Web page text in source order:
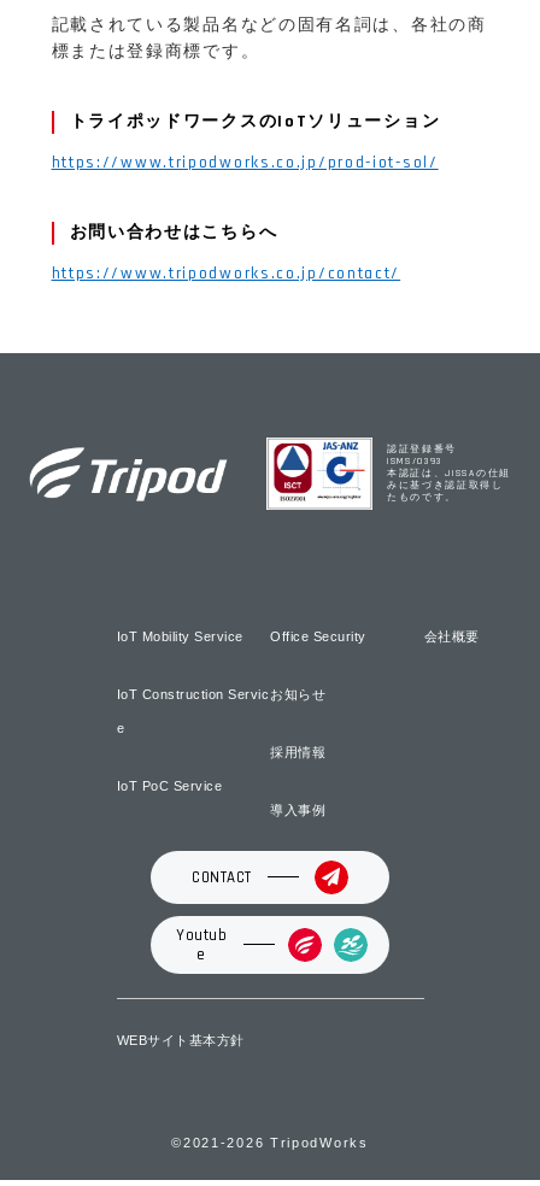
記載されている製品名などの固有名詞は、各社の商
標または登録商標です。
トライポッドワークスのIoTソリューション
https://www.tripodworks.co.jp/prod-iot-sol/
お問い合わせはこちらへ
https://www.tripodworks.co.jp/contact/
認証登録番号
ISMS/0393
本認証は、JISSAの仕組
みに基づき認証取得し
たものです。
IoT Mobility Service
IoT Construction Servic
e
IoT PoC Service
Office Security
お知らせ
採用情報
導入事例
会社概要
CONTACT
Youtub
e
WEBサイト基本方針
©2021-2026 TripodWorks